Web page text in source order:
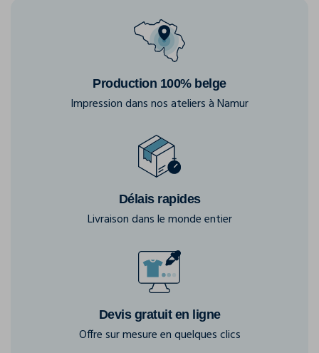
Production 100% belge
Impression dans nos ateliers à Namur
Délais rapides
Livraison dans le monde entier
Devis gratuit en ligne
Offre sur mesure en quelques clics